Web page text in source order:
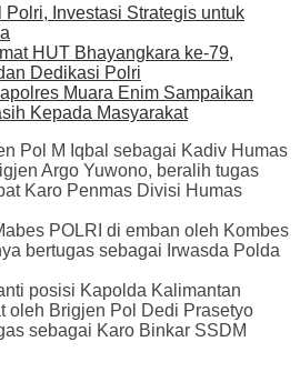
Polri, Investasi Strategis untuk
HUT Bhayangkara ke-79,
Dedikasi Polri
Muara Enim Sampaikan
Kepada Masyarakat
Pol M Iqbal sebagai Kadiv Humas
Argo Yuwono, beralih tugas
Karo Penmas Divisi Humas
POLRI di emban oleh Kombes
bertugas sebagai Irwasda Polda
posisi Kapolda Kalimantan
oleh Brigjen Pol Dedi Prasetyo
sebagai Karo Binkar SSDM